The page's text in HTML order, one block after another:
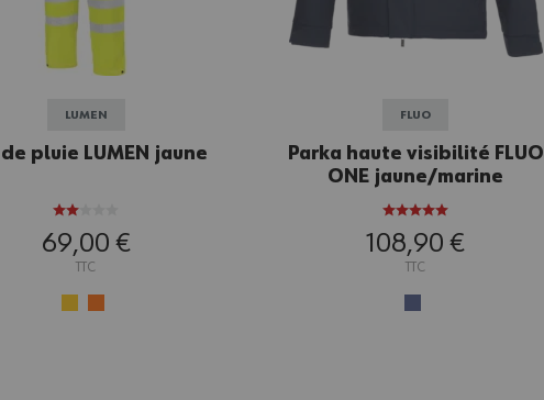
LUMEN
pluie LUMEN jaune
69,00 €
TTC
FLUO
Parka haute visibilité FLUO
ONE jaune/marine
108,90 €
TTC